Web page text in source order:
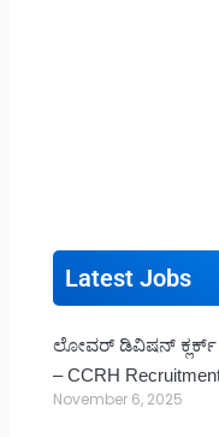
Latest Jobs
ಲೋವರ್ ಡಿವಿಷನ್ ಕ್ಲರ್ಕ್
– CCRH
November 6, 2025